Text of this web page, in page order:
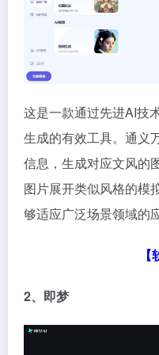
这是一款通过先进AI技
生成的有效工具。通义
信息，生成对应文风的
图片展开类似风格的模
够适应广泛场景领域的
【
2、即梦